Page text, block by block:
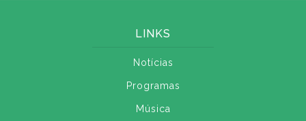
LINKS
Notícias
Programas
Música